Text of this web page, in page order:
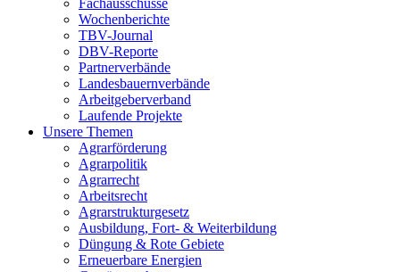
Fachausschüsse
Wochenberichte
TBV-Journal
DBV-Reporte
Partnerverbände
Landesbauernverbände
Arbeitgeberverband
Laufende Projekte
Unsere Themen
Agrarförderung
Agrarpolitik
Agrarrecht
Arbeitsrecht
Agrarstrukturgesetz
Ausbildung, Fort- & Weiterbildung
Düngung & Rote Gebiete
Erneuerbare Energien